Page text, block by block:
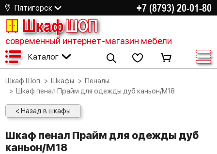
Пятигорск +7 (8793) 20-01-80
ШкафШОП
современный интернет-магазин мебели
Каталог
Шкаф Шоп Шкафы
Пеналы
Шкаф пенал Прайм для одежды дуб каньон/M18
< Назад в шкафы
Шкаф пенал Прайм для одежды дуб
каньон/M18